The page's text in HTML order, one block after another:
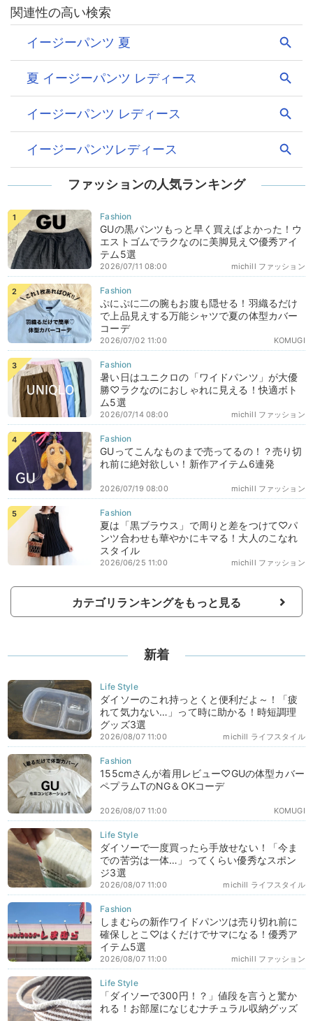
ファッションの人気ランキング
GUの黒パンツもっと早く買えばよかった！ウ
エストゴムでラクなのに美脚見え♡優秀アイ
テム5選
michill ファッション
2026/07/11 08:00
ぷにぷに二の腕もお腹も隠せる！羽織るだけ
で上品見えする万能シャツで夏の体型カバー
コーデ
KOMUGI
2026/07/02 11:00
暑い日はユニクロの「ワイドパンツ」が大優
勝♡ラクなのにおしゃれに見える！快適ボト
ム5選
michill ファッション
2026/07/14 08:00
GUってこんなものまで売ってるの！？売り切
れ前に絶対欲しい！新作アイテム6連発
michill ファッション
2026/07/19 08:00
夏は「黒ブラウス」で周りと差をつけて♡パ
ンツ合わせも華やかにキマる！大人のこなれ
スタイル
michill ファッション
2026/06/25 11:00
カテゴリランキングをもっと見る
新着
ダイソーのこれ持っとくと便利だよ～！「疲
れて気力ない…」って時に助かる！時短調理
グッズ3選
michill ライフスタイル
2026/08/07 11:00
155cmさんが着用レビュー♡GUの体型カバー
ペプラムTのNG＆OKコーデ
KOMUGI
2026/08/07 11:00
ダイソーで一度買ったら手放せない！「今ま
での苦労は一体…」ってくらい優秀なスポン
ジ3選
michill ライフスタイル
2026/08/07 11:00
しまむらの新作ワイドパンツは売り切れ前に
確保しとこ♡はくだけでサマになる！優秀ア
イテム5選
michill ファッション
2026/08/07 11:00
「ダイソーで300円！？」値段を言うと驚か
れる！お部屋になじむナチュラル収納グッズ